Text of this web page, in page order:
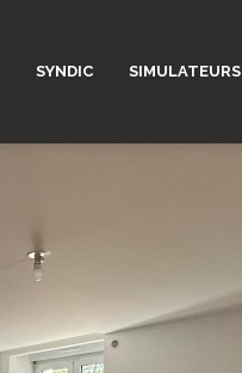
SYNDIC SIMULATEURS